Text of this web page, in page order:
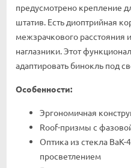
предусмотрено крепление
штатив. Есть диоптрийная
межзрачкового
наглазники. Этот
адаптировать бинокль под
Особенности:
Эргономичная
Roof-призмы с
Оптика из стекла
просветлением